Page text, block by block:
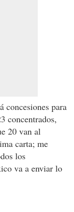
concesiones para
concentrados,
20 van al
carta; me
los
va a enviar lo